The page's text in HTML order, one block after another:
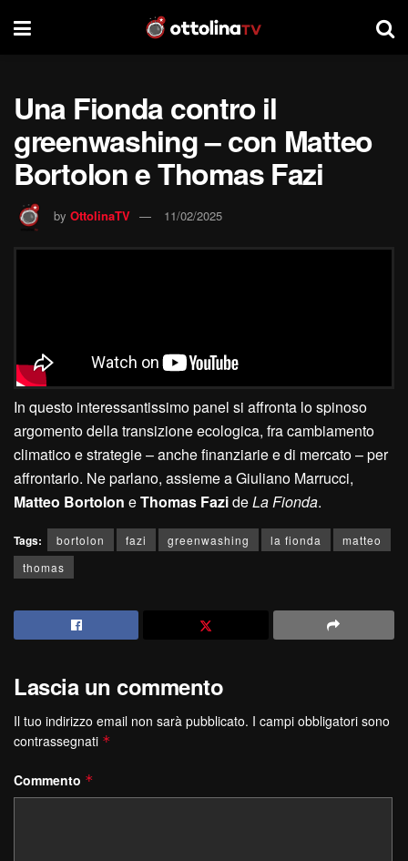
Una Fionda contro il
greenwashing – con Matteo
Bortolon e Thomas Fazi
by OttolinaTV 11/02/2025
In questo interessantissimo panel si affronta lo spinoso
argomento della transizione ecologica, fra cambiamento
climatico e strategie – anche finanziarie e di mercato – per
affrontarlo. Ne parlano, assieme a Giuliano Marrucci,
Matteo Bortolon eThomas FazideLa Fionda.
Tags: bortolon fazi greenwashing la fionda
matteo
thomas
Lascia un commento
Il tuo indirizzo email non sarà pubblicato. I campi obbligatori sono
contrassegnati *
Commento *